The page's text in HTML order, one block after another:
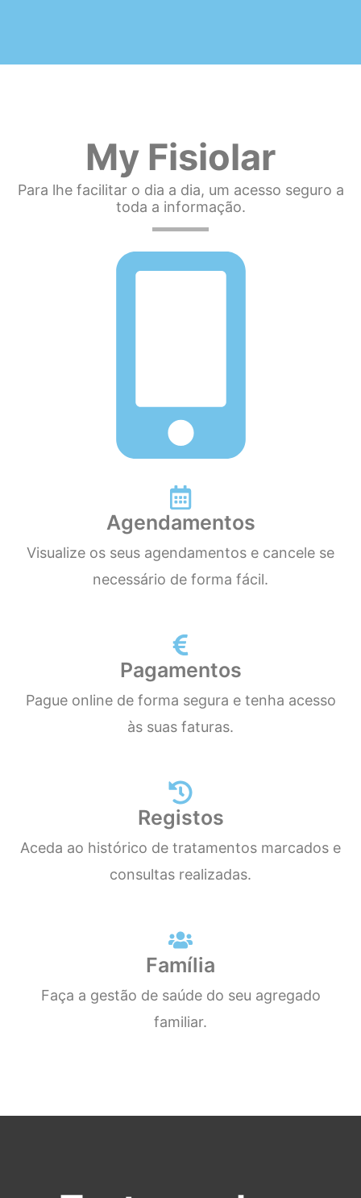
My Fisiolar
Para lhe facilitar o dia a dia, um acesso seguro a
toda a informação.
Agendamentos
Visualize os seus agendamentos e cancele se
necessário de forma fácil.
Pagamentos
Pague online de forma segura e tenha acesso
às suas faturas.
Registos
Aceda ao histórico de tratamentos marcados e
consultas realizadas.
Família
Faça a gestão de saúde do seu agregado
familiar.